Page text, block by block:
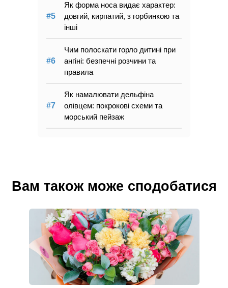
Як форма носа видає характер:
довгий, кирпатий, з горбинкою та
інші
Чим полоскати горло дитині при
ангіні: безпечні розчини та
правила
Як намалювати дельфіна
олівцем: покрокові схеми та
морський пейзаж
Вам також може сподобатися